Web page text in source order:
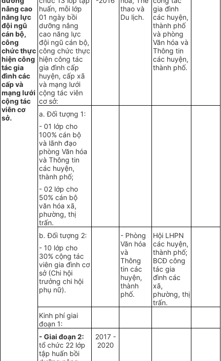
nâng cao
năng lực
đội ngũ
cán bộ,
công
chức thực
hiện công
tác gia
đình các
cấp và
mạng lưới
cộng tác
viên cơ
sở.
huấn, mỗi lớp
01 ngày bồi
dưỡng nâng
cao năng lực
đội ngũ cán bộ,
công chức thực
hiện công tác
gia đình cấp
huyện, cấp xã
và mạng lưới
cộng tác viên
cơ sở:
thao và
Du lịch.
gia đình
các huyện,
thành phố
và phòng
Văn hóa và
Thông tin
các huyện,
thành phố.
a. Đối tượng 1:
- 01 lớp cho
100% cán bộ
và lãnh đạo
phòng Văn hóa
và Thông tin
các huyện,
thành phố;
- 02 lớp cho
50% cán bộ
văn hóa xã,
phường, thị
trấn.
b. Đối tượng 2:
- 10 lớp cho
30% cộng tác
viên gia đình cơ
sở (Chi hội
trưởng chi hội
phụ nữ).
- Phòng
Văn hóa
và
Thông
tin các
huyện,
thành
phố.
Hội LHPN
các huyện,
thành phố;
BCĐ công
tác gia
đình các
xã,
phường, thị
trấn.
Kinh phí giai
đoạn 1:
- Giai đoạn 2:
tổ chức 22 lớp
tập huấn bồi
2017 -
2020